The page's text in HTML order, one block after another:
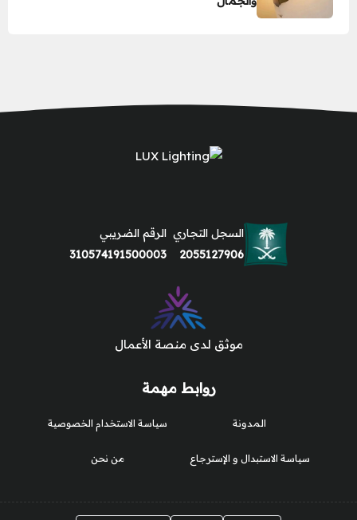
روابط مهمة
المدونة
سياسة الاستبدال و الإسترجاع
سياسة الاستخدام الخصوصية
من نحن
السجل التجاري
2055127906
الرقم الضريبي
310574191500003
موثق لدى منصة الأعمال